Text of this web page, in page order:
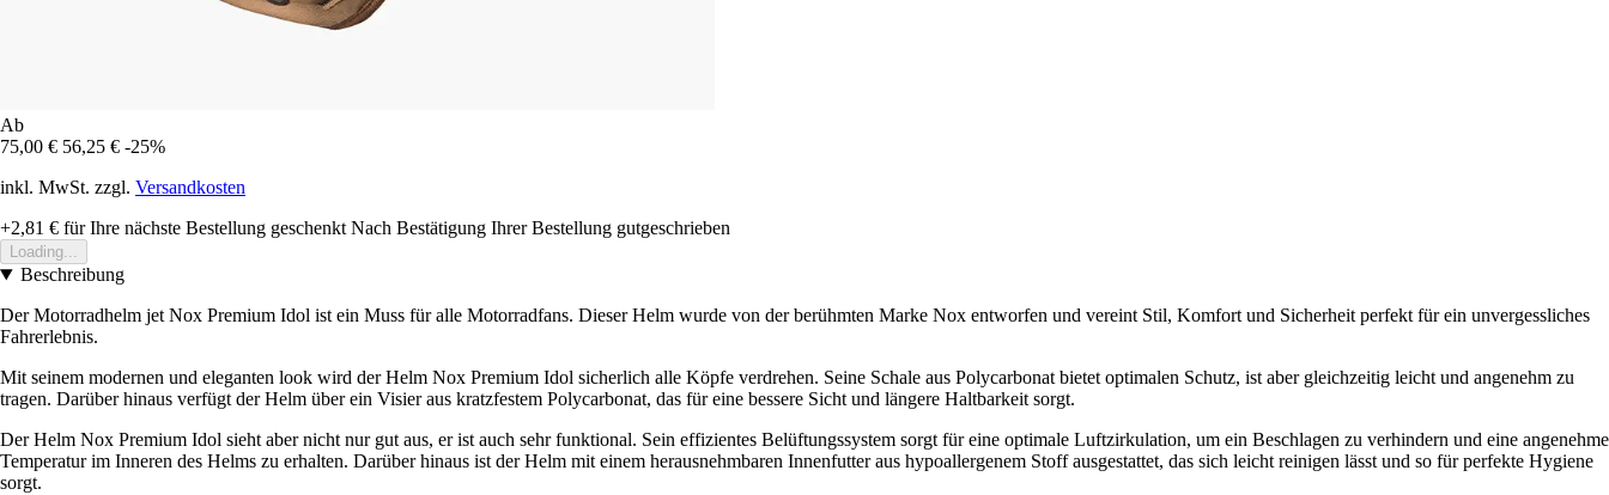
Ab
75,00 € 56,25 € -25%
inkl. MwSt. zzgl. Versandkosten
+2,81 € für Ihre nächste Bestellung geschenkt Nach Bestätigung Ihrer Bestellung gutgeschrieben
Loading...
Beschreibung
Der Motorradhelm jet Nox Premium Idol ist ein Muss für alle Motorradfans. Dieser Helm wurde von der berühmten Marke Nox entworfen und vereint Stil, Komfort und Sicherheit perfekt für ein unvergessliches
Fahrerlebnis.
Mit seinem modernen und eleganten look wird der Helm Nox Premium Idol sicherlich alle Köpfe verdrehen. Seine Schale aus Polycarbonat bietet optimalen Schutz, ist aber gleichzeitig leicht und angenehm zu
tragen. Darüber hinaus verfügt der Helm über ein Visier aus kratzfestem Polycarbonat, das für eine bessere Sicht und längere Haltbarkeit sorgt.
Der Helm Nox Premium Idol sieht aber nicht nur gut aus, er ist auch sehr funktional. Sein effizientes Belüftungssystem sorgt für eine optimale Luftzirkulation, um ein Beschlagen zu verhindern und eine angenehme
Temperatur im Inneren des Helms zu erhalten. Darüber hinaus ist der Helm mit einem herausnehmbaren Innenfutter aus hypoallergenem Stoff ausgestattet, das sich leicht reinigen lässt und so für perfekte Hygiene
sorgt.